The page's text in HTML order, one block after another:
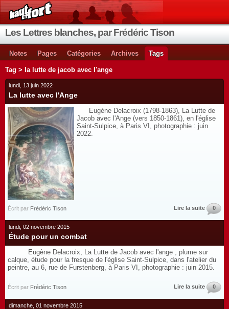
Les Lettres blanches, par Frédéric Tison
Notes Pages Catégories Archives Tags
Tag > la lutte de jacob avec l'ange
lundi, 13 juin 2022
La lutte avec l'Ange
Eugène Delacroix (1798-1863), La Lutte de
Jacob avec l'Ange (vers 1850-1861), en l'église
Saint-Sulpice, à Paris VI, photographie : juin
2022.
Écrit par Frédéric Tison Lire la suite 0
lundi, 02 novembre 2015
Étude pour un combat
Eugène Delacroix, La Lutte de Jacob avec l'ange , plume sur
calque, étude pour la fresque de l'église Saint-Sulpice, dans l'atelier du
peintre, au 6, rue de Furstenberg, à Paris VI, photographie : juin 2015.
Écrit par Frédéric Tison Lire la suite 0
dimanche, 01 novembre 2015